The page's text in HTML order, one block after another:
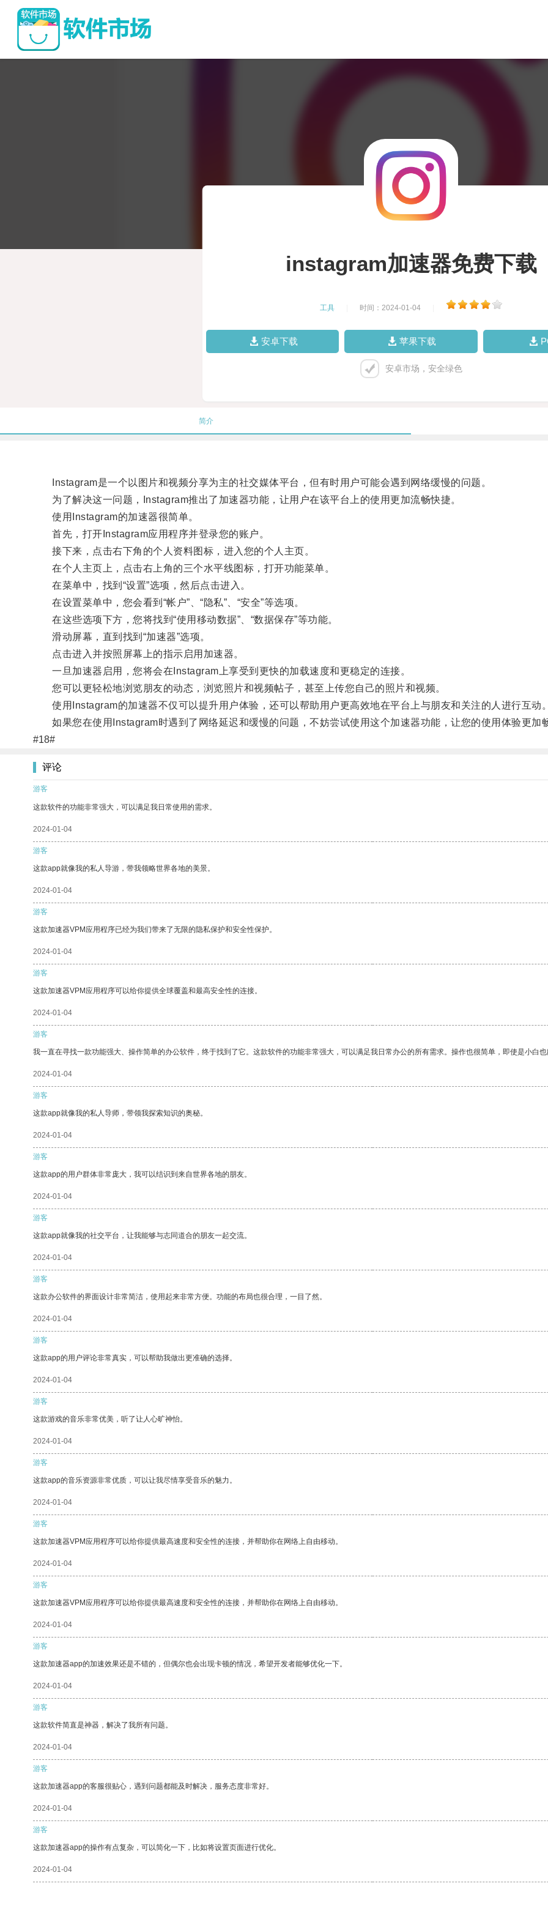
instagram加速器免费下载
工具 时间：2024-01-04
安卓下载 苹果下载
安卓市场，安全绿色
简介
Instagram是一个以图片和视频分享为主的社交媒体平台，但有时用户可能会遇到网络缓慢的问题。
为了解决这一问题，Instagram推出了加速器功能，让用户在该平台上的使用更加流畅快捷。
使用Instagram的加速器很简单。
首先，打开Instagram应用程序并登录您的账户。
接下来，点击右下角的个人资料图标，进入您的个人主页。
在个人主页上，点击右上角的三个水平线图标，打开功能菜单。
在菜单中，找到“设置”选项，然后点击进入。
在设置菜单中，您会看到“帐户”、“隐私”、“安全”等选项。
在这些选项下方，您将找到“使用移动数据”、“数据保存”等功能。
滑动屏幕，直到找到“加速器”选项。
点击进入并按照屏幕上的指示启用加速器。
一旦加速器启用，您将会在Instagram上享受到更快的加载速度和更稳定的连接。
您可以更轻松地浏览朋友的动态，浏览照片和视频帖子，甚至上传您自己的照片和视频。
使用Instagram的加速器不仅可以提升用户体验，还可以帮助用户更高效地在平台上与朋友和关注的人进行互动。
如果您在使用Instagram时遇到了网络延迟和缓慢的问题，不妨尝试使用这个加速器功能，让您的使用体验更加
#18#
评论
游客
这款软件的功能非常强大，可以满足我日常使用的需求。
2024-01-04
游客
这款app就像我的私人导游，带我领略世界各地的美景。
2024-01-04
游客
这款加速器VPM应用程序已经为我们带来了无限的隐私保护和安全性保护。
2024-01-04
游客
这款加速器VPM应用程序可以给你提供全球覆盖和最高安全性的连接。
2024-01-04
游客
我一直在寻找一款功能强大、操作简单的办公软件，终于找到了它。这款软件的功能非常强大，可以满足我日常办公的所有需求。操作也很简单，即使是小白也
2024-01-04
游客
这款app就像我的私人导师，带领我探索知识的奥秘。
2024-01-04
游客
这款app的用户群体非常庞大，我可以结识到来自世界各地的朋友。
2024-01-04
游客
这款app就像我的社交平台，让我能够与志同道合的朋友一起交流。
2024-01-04
游客
这款办公软件的界面设计非常简洁，使用起来非常方便。功能的布局也很合理，一目了然。
2024-01-04
游客
这款app的用户评论非常真实，可以帮助我做出更准确的选择。
2024-01-04
游客
这款游戏的音乐非常优美，听了让人心旷神怡。
2024-01-04
游客
这款app的音乐资源非常优质，可以让我尽情享受音乐的魅力。
2024-01-04
游客
这款加速器VPM应用程序可以给你提供最高速度和安全性的连接，并帮助你在网络上自由移动。
2024-01-04
游客
这款加速器VPM应用程序可以给你提供最高速度和安全性的连接，并帮助你在网络上自由移动。
2024-01-04
游客
这款加速器app的加速效果还是不错的，但偶尔也会出现卡顿的情况，希望开发者能够优化一下。
2024-01-04
游客
这款软件简直是神器，解决了我所有问题。
2024-01-04
游客
这款加速器app的客服很贴心，遇到问题都能及时解决，服务态度非常好。
2024-01-04
游客
这款加速器app的操作有点复杂，可以简化一下，比如将设置页面进行优化。
2024-01-04